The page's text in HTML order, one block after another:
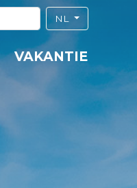
NL
VAKANTIE